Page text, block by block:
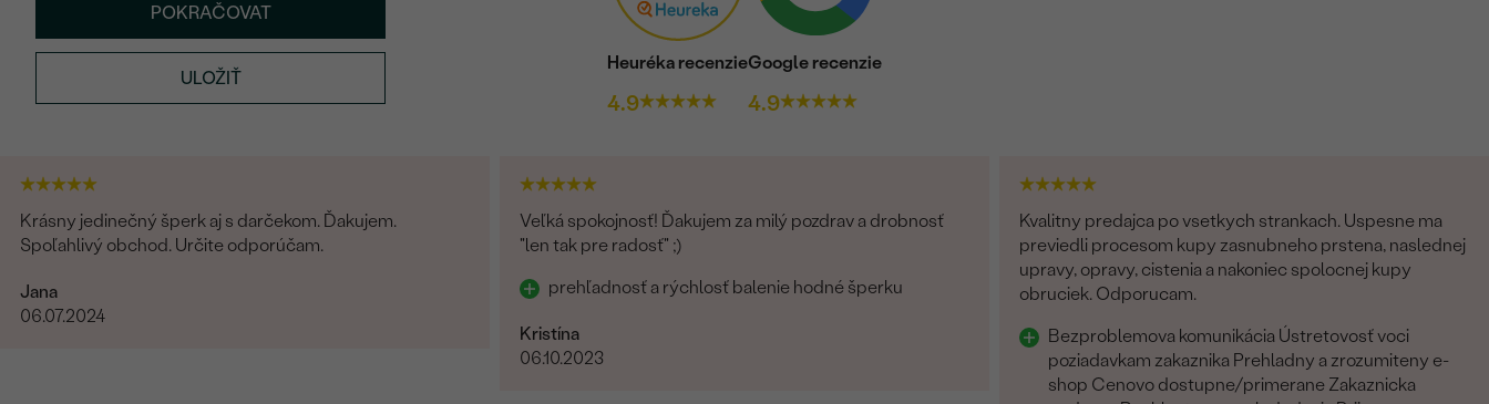
POKRAČOVAT
ULOŽIŤ
Heuréka recenzie
4.9
Google recenzie
4.9
Krásny jedinečný šperk aj s darčekom. Ďakujem.
Spoľahlivý obchod. Určite odporúčam.
Jana
06.07.2024
Veľká spokojnosť! Ďakujem za milý pozdrav a drobnosť
"len tak pre radosť" ;)
prehľadnosť a rýchlosť balenie hodné šperku
Kristína
06.10.2023
Kvalitny predajca po vsetkych strankach. Uspesne ma
previedli procesom kupy zasnubneho prstena, naslednej
upravy, opravy, cistenia a nakoniec spolocnej kupy
obruciek. Odporucam.
Bezproblemova komunikácia Ústretovosť voci
poziadavkam zakaznika Prehladny a zrozumiteny e-
shop Cenovo dostupne/primerane Zakaznicka